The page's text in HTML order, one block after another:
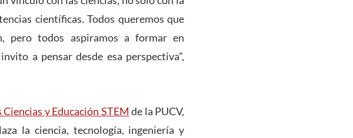
científicas. Todos queremos que
pero todos aspiramos a formar en
a pensar desde esa perspectiva”,
y Educación STEM de la PUCV,
la ciencia, tecnología, ingeniería y